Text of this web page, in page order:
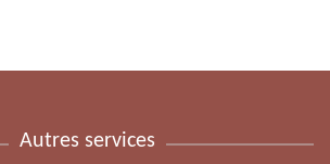
Autres services